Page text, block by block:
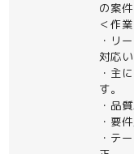
の案
＜作
・リ
対応
・主
す。
・品
・要
・テ